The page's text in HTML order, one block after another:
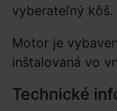
vyberateľný kôš.
Motor je
inštalovaná vo
Technické